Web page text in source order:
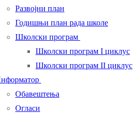
Развојни план
Годишњи план рада школе
Школски програм
Школски програм I циклус
Школски програм II циклус
Обавештења
Огласи